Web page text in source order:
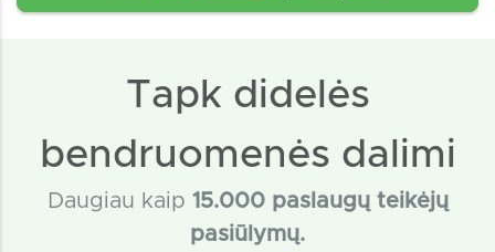
Tapk didelės
bendruomenės dalimi
Daugiau kaip 15.000 paslaugų teikėjų
pasiūlymų.